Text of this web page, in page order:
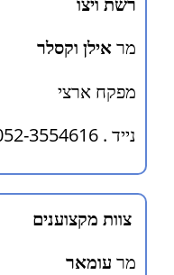
מראילן וקסלר
מפקח ארצי
נייד . 052-3554616
צוות מקצוענים
מר עומאר